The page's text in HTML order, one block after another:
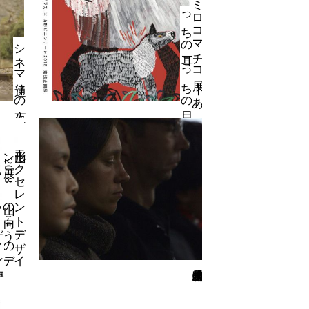
シネマ通りの夜 ミ
ロコ
マ
チ
コ
展
｜
あ
っち
の
耳
こ
っ
ち
の
目
山形エ
ク
セ
レ
ン
ト
ザ
イ
ン展2
0
1
8
—
山の
向こ
の
デ
イ
ン